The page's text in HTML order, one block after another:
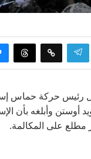
رئيس حركة
أوستن وأبلغه بأن
مطلع على المكالمة.